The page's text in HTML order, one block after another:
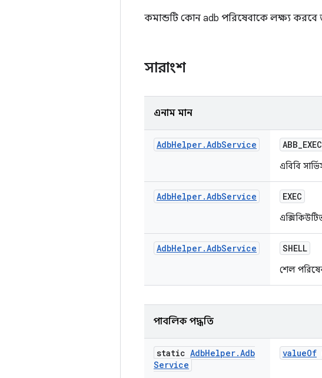
কমান্ডটি কোন adb পরিষেবাকে লক্ষ্য করবে
সারাংশ
এনাম মান
AdbHelper.AdbService ABB_EXEC
এবিবি
AdbHelper.AdbService EXEC
AdbHelper.AdbService SHELL
শেল
পাবলিক পদ্ধতি
static AdbHelper.Adb
Service
valueOf